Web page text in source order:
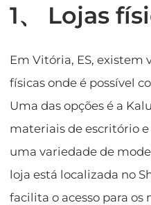
1、 Lojas
Em Vitória, ES, existem
físicas onde é possível
Uma das opções é a
materiais de escritório
uma variedade de
loja está localizada no
facilita o acesso para os